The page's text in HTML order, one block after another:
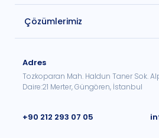
Çözümlerimiz
Adres
Tozkoparan Mah. Haldun Taner Sok.
Daire:21 Merter, Güngören, İstanbul
+90 212 293 07 05